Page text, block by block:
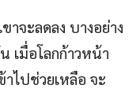
จะลดลง บางอย่าง
เมื่อโลกก้าวหน้า
ไปช่วยเหลือ จะ